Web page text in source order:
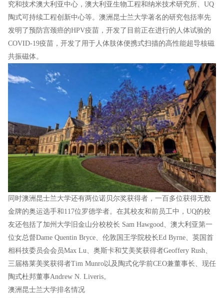
究和技术澳大利亚中心，澳大利亚生物工程和纳米技术研究所、UQ
陶式可持续工程创新中心等。澳洲昆士兰大学著名的研究包括率先
发明了预防宫颈癌的HPV疫苗，开发了目前正在进行的人体试验的
COVID-19疫苗，开发了用于人体肢体便携式扫描的高性能超导核磁
共振磁体。
同时澳洲昆士兰大学还有两位诺贝尔奖获得者，一百多位获得无数
金牌的奥运选手和117位罗德学者。在其校友和前员工中，UQ的校
友还包括了加州大学旧金山分校校长 Sam Hawgood、澳大利亚第一
位女总督Dame Quentin Bryce、伦敦国王学院校长Ed Byrne、英国首
相科技委员会会员Max Lu、奥斯卡和艾美奖获得者Geoffery Rush、
三届格莱美奖获得者Tim Munro以及陶式化学前CEO兼董事长、现任
陶式杜邦董事Andrew N. Liveris。
澳洲昆士兰大学排名情况